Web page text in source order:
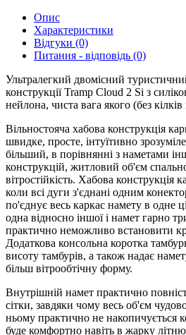
Опис
Характеристики
Відгуки (0)
Питання - відповідь (0)
Ультралегкий двомісний
конструкції Tramp Cloud 2 Si з
нейлона, чиста вага якого (без
Вільностояча хабова конструкція
швидке, просте, інтуїтивно
більший, в порівнянні з наметами
конструкцій, житловий об'єм
вітростійкість. Хабова конструкція
коли всі дуги з'єднані одним
по'єднує весь каркас намету в одне
одна відносно іншої і намет гарно
практично неможливо встановити
Додаткова консольна коротка
висоту тамбурів, а також надає
більш вітрообтічну форму.
Внутрішній намет практично
сітки, завдяки чому весь об'єм
ньому практично не накопичується
буде комфортно навіть в жарку